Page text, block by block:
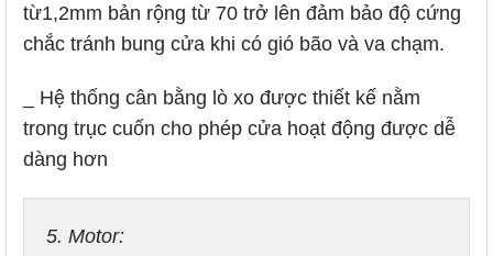
từ1,2mm bản rộng từ 70 trở lên đảm bảo độ cứng
chắc tránh bung cửa khi có gió bão và va chạm.
_ Hệ thống cân bằng lò xo được thiết kế nằm
trong trục cuốn cho phép cửa hoạt động được dễ
dàng hơn
5. Motor: